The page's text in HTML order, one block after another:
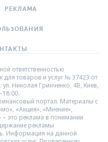
РЕКЛАМА
ответственностью
для товаров и услуг № 37423 от
Николая Гринченко, 4В, Киев,
портал. Материалы с
«Акция», «Мнение»,
– это реклама в понимании
рекламы
Информация на данной